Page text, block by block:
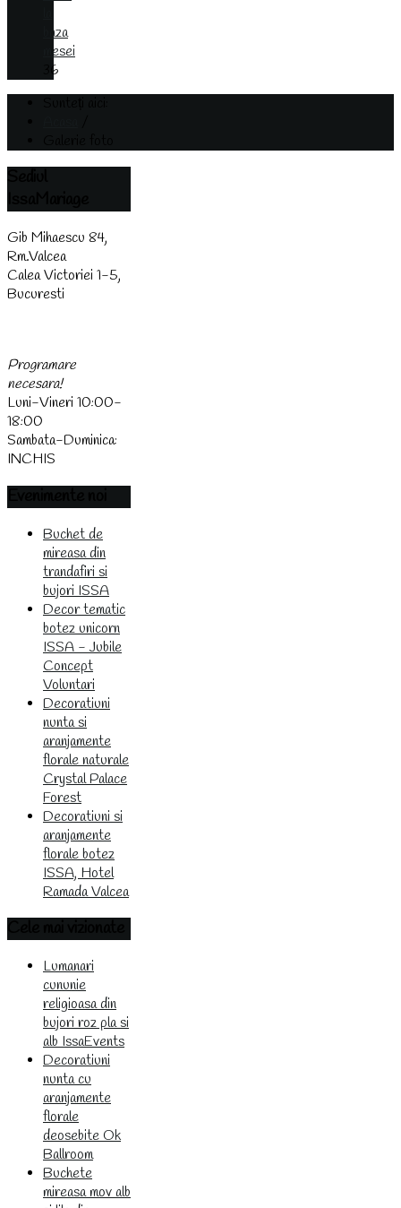
baza
mesei
36
Gib Mihaescu 84,
Rm.Valcea
Calea Victoriei 1-5,
Bucuresti
Programare
necesara!
Luni-Vineri 10:00-
18:00
Sambata-Duminica:
INCHIS
Buchet de
mireasa din
trandafiri si
bujori ISSA
Decor tematic
botez unicorn
ISSA - Jubile
Concept
Voluntari
Decoratiuni
nunta si
aranjamente
florale naturale
Crystal Palace
Forest
Decoratiuni si
aranjamente
florale botez
ISSA, Hotel
Ramada Valcea
Lumanari
cununie
religioasa din
bujori roz pla si
alb IssaEvents
Decoratiuni
nunta cu
aranjamente
florale
deosebite Ok
Ballroom
Buchete
mireasa mov alb